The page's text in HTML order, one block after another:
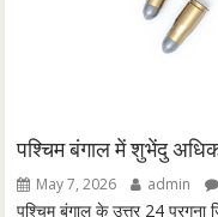
पश्चिम बंगाल में शुभेंदु
May 7, 2026 admin
पश्चिम बंगाल के उत्तर 24 परगना